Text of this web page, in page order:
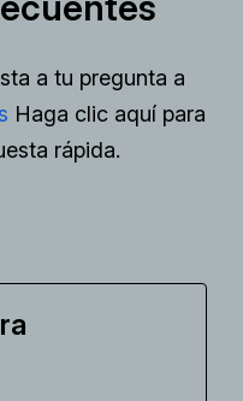
a tu pregunta a
Haga clic aquí para
rápida.